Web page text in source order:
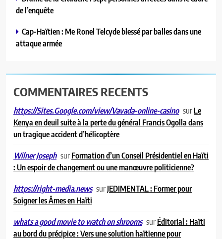
de l’enquête
Cap-Haïtien : Me Ronel Telcyde blessé par balles dans une
attaque armée
COMMENTAIRES RECENTS
https://Sites.Google.com/view/Vavada-online-casino surLe
Kenya en deuil suite à la perte du général Francis Ogolla dans
un tragique accident d’hélicoptère
Wilner Joseph surFormation d’un Conseil Présidentiel en Haïti
: Un espoir de changement ou une manœuvre politicienne?
https://right-media.news surJEDIMENTAL : Former pour
Soigner les Âmes en Haïti
whats a good movie to watch on shrooms surÉditorial : Haïti
au bord du précipice : Vers une solution haïtienne pour